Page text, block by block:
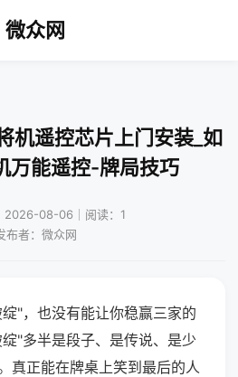
微众网
机遥控芯片上门安装_如
万能遥控-牌局技巧
2026-08-06｜阅读：1
布者：微众网
"，也没有能让你稳赢三家的
"多半是段子、是传说、是少
真正能在牌桌上笑到最后的人